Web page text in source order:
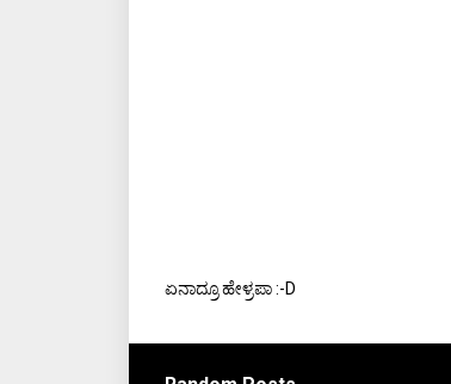
ಏನಾದ್ರೂ ಹೇಳ್ರಪಾ :-D